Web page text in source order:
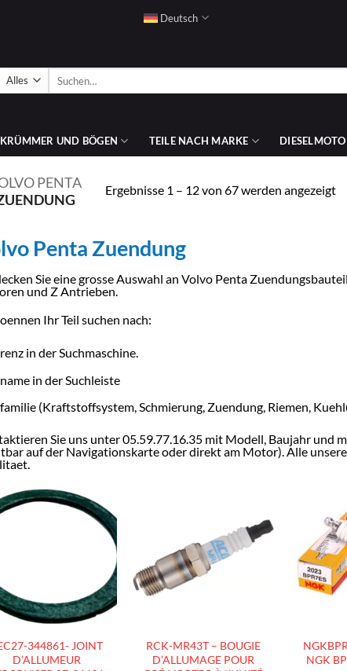
Deutsch
UND BÖGEN TEILE NACH MARKE
PENTA
Ergebnisse 1 – 12 von 67 werden angezeigt
Penta Zuendung
Sie eine grosse Auswahl an Volvo Penta
und Z Antrieben.
Ihr Teil suchen nach:
in der Suchmaschine.
in der Suchleiste
(Kraftstoffsystem, Schmierung, Zuendung, Riemen,
Sie uns unter 05.59.77.16.35 mit Modell, Baujahr und
auf der Navigationskarte oder direkt am Motor). Alle
344861- JOINT
D’ALLUMEUR
AJOUTER
À LA
LISTE
RCK-MR43T – BOUGIE
D’ALLUMAGE POUR
NGK